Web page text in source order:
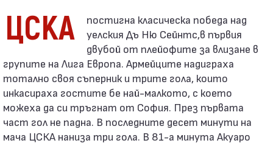
ЦСКА
уелския Дъ Ню Сейнтс,в първия
двубой от плейофите за влизане в
групите на Лига Европа. Армейците надиграха
тотално своя съперник и трите гола, които
инкасираха гостите бе най-малкото, с което
можеха да си тръгнат от София. През първата
част гол не падна. В последните десет минути на
мача ЦСКА наниза три гола. В 81-а минута Акуаро